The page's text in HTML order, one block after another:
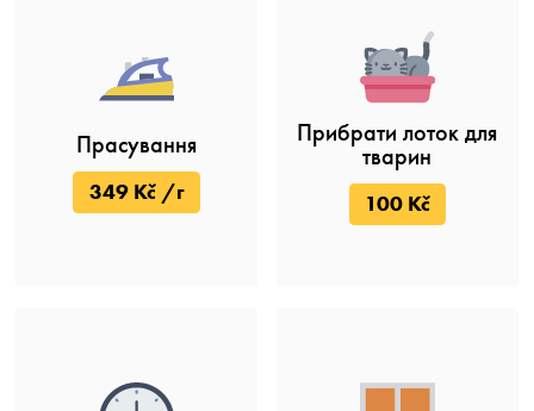
Прасування
349 Kč /г
Прибрати лоток для
тварин
100 Kč